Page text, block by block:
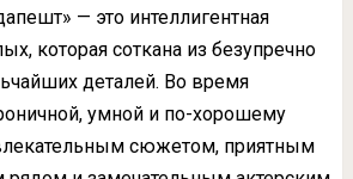
— это интеллигентная
которая соткана из безупречно
деталей. Во время
умной и по-хорошему
сюжетом, приятным